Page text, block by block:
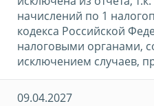
начислений по 1
кодекса Российской
налоговыми органами,
исключением случаев,
09.04.2027